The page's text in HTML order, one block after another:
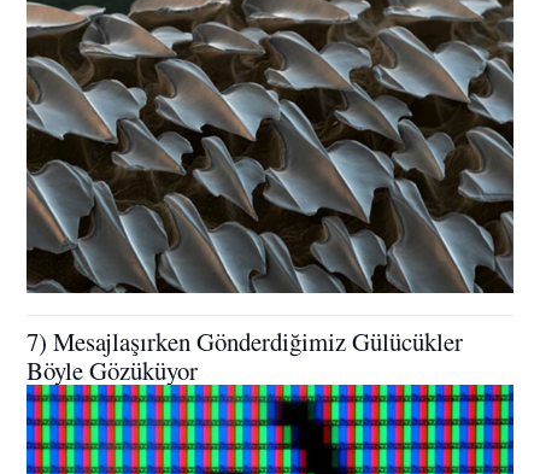
7) Mesajlaşırken Gönderdiğimiz Gülücükler
Böyle Gözüküyor